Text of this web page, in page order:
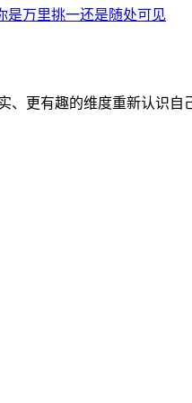
是万里挑一还是随处可见
、更有趣的维度重新认识自